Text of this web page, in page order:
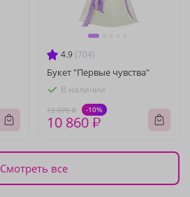
4.9 (704)
Букет "Первые чувства"
В наличии
12 070 ₽ -10%
10 860 ₽
Смотреть все